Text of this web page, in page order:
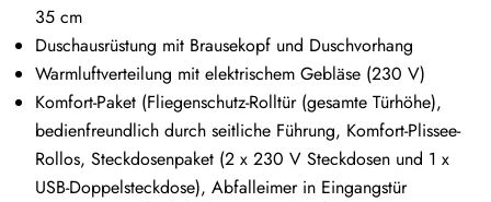
35 cm
Duschausrüstung mit Brausekopf und Duschvorhang
Warmluftverteilung mit elektrischem Gebläse (230 V)
Komfort-Paket (Fliegenschutz-Rolltür (gesamte Türhöhe),
bedienfreundlich durch seitliche Führung, Komfort-Plissee-
Rollos, Steckdosenpaket (2 x 230 V Steckdosen und 1 x
USB-Doppelsteckdose), Abfalleimer in Eingangstür